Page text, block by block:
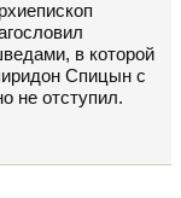
в которой
Спицын с
не отступил.